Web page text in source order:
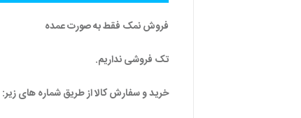
فروش نمک فقط به صورت عمده
تک فروشی نداریم.
خرید و سفارش کالا از طریق شماره های زیر: